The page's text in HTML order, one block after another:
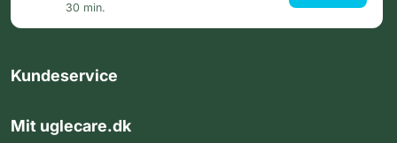
30 min.
Kundeservice
Mit uglecare.dk